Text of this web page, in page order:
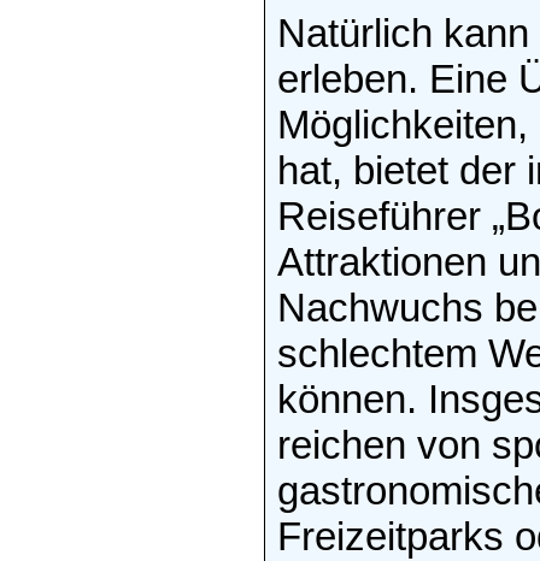
Natürlich
erleben. Eine
hat, bietet der
Reiseführer
Attraktionen
Nachwuchs
schlechtem
können.
reichen von
Freizeitparks